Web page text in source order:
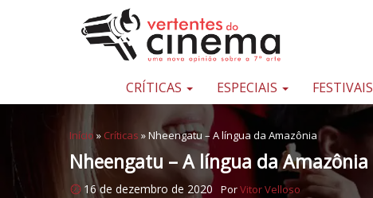
Pular para o conteúdo
Uma
sobre
sétima
arte
CRÍTICAS ESPECIAIS FESTIVAIS
Início » Críticas »Nheengatu – A língua da Amazônia
Nheengatu – A língua da Amazônia
16 de dezembro de 2020 PorVitor Velloso